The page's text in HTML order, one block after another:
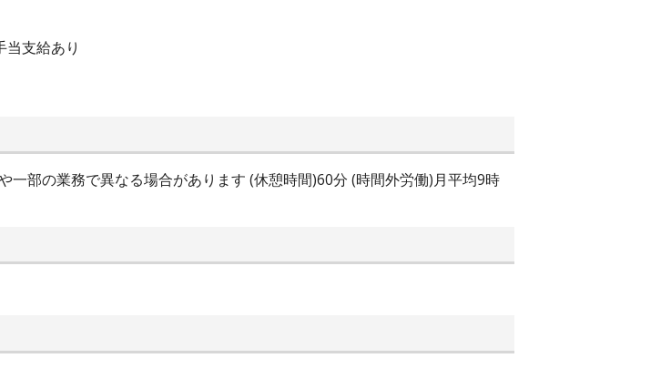
支給あり
部の業務で異なる場合があります (休憩時間)60分 (時間外労働)月平均9時